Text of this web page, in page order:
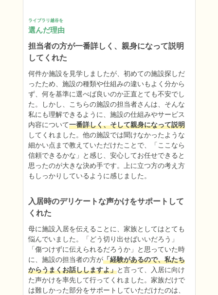
ライブラリ越谷を
選んだ理由
担当者の方が一番詳しく、親身になって説明
してくれた
何件か施設を見学しましたが、初めての施設探しだ
ったため、施設の種類や仕組みの違いもよく分から
ず、何を基準に選べば良いのか正直とても不安でし
た。しかし、こちらの施設の担当者さんは、そんな
私にも理解できるように、施設の仕組みやサービス
内容について一番詳しく、そして親身になって説明
してくれました。他の施設では聞けなかったような
細かい点まで教えていただけたことで、「ここなら
信頼できるかな」と感じ、安心してお任せできると
思ったのが大きな決め手です。上に立つ方の考え方
もしっかりしているように感じました。
入居時のデリケートな声かけをサポートして
くれた
母に施設入居を伝えることに、家族としてはとても
悩んでいました。「どう切り出せばいいだろう」
「傷つけずに伝えられるだろうか」と思っていた時
に、施設の担当者の方が「経験があるので、私たち
からうまくお話ししますよ」と言って、入居に向け
た声かけを率先して行ってくれました。家族だけで
は難しかった部分をサポートしていただけたのは、